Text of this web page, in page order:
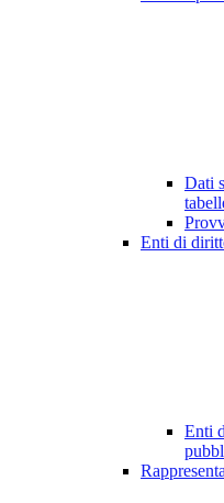
Dati
Enti di
Enti